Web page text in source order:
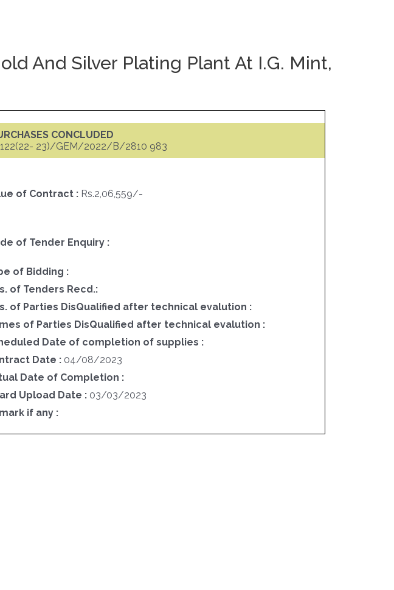
And Silver Plating Plant At I.G. Mint,
CONCLUDED
23)/GEM/2022/B/2810 983
of Contract : Rs.2,06,559/-
of Tender Enquiry :
of Bidding :
of Tenders Recd.:
of Parties DisQualified after technical evalution :
of Parties DisQualified after technical evalution :
Date of completion of supplies :
Date : 04/08/2023
Date of Completion :
Upload Date : 03/03/2023
if any :